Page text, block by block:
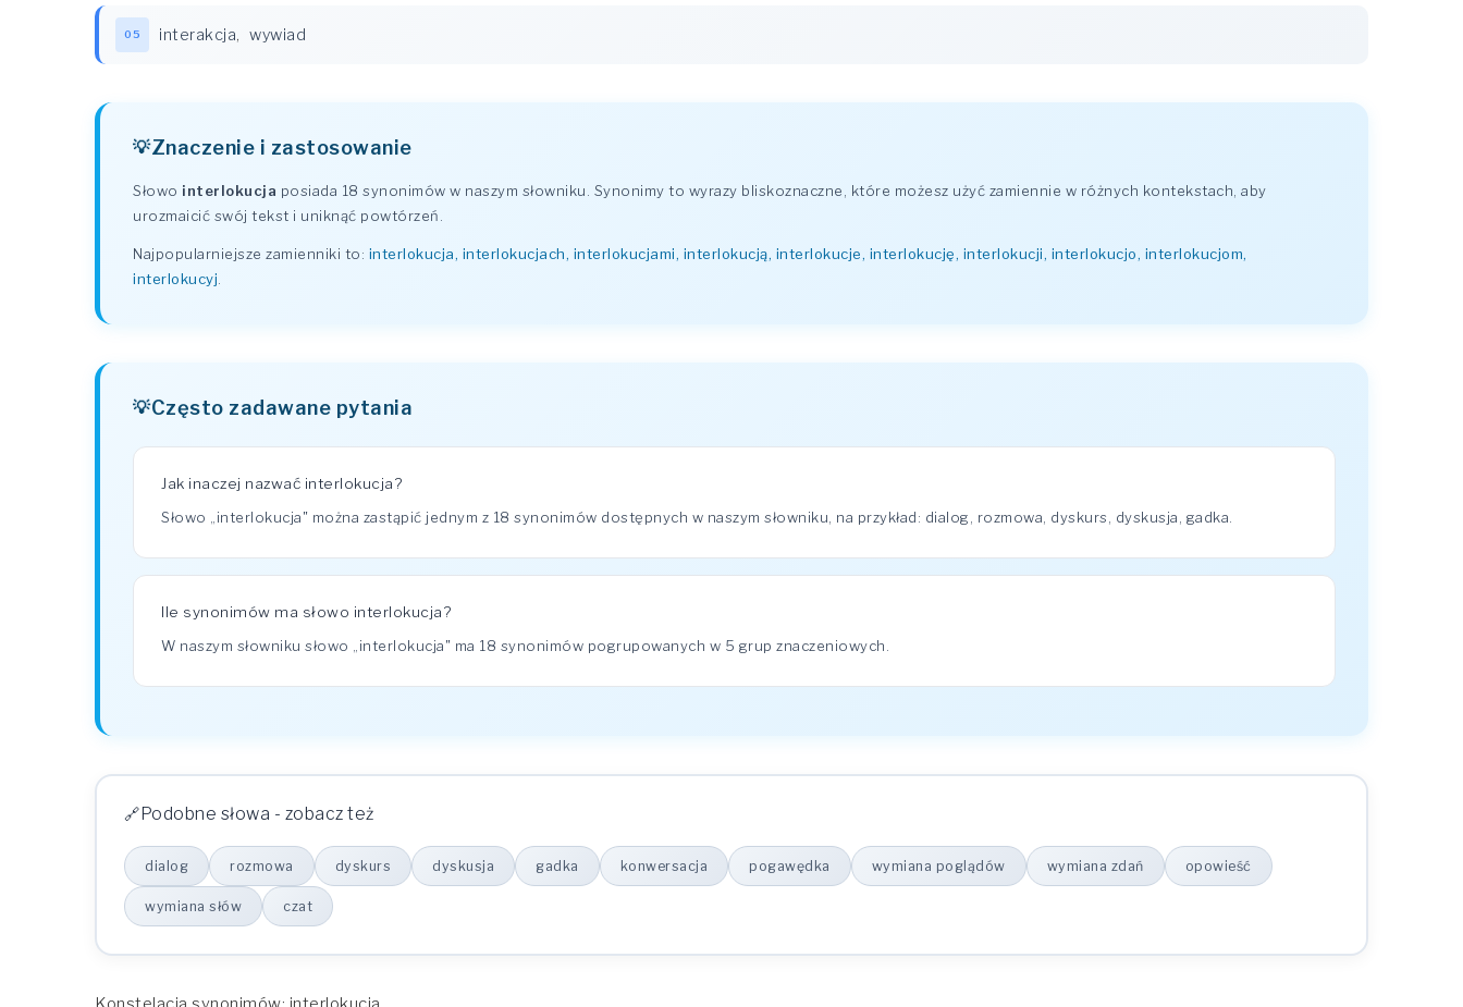
05 interakcja, wywiad
Znaczenie i zastosowanie
Słowo interlokucja posiada 18 synonimów w naszym słowniku. Synonimy to wyrazy bliskoznaczne, które możesz użyć zamiennie w różnych kontekstach, aby
urozmaicić swój tekst i uniknąć powtórzeń.
Najpopularniejsze zamienniki to: interlokucja, interlokucjach, interlokucjami, interlokucją, interlokucje, interlokucję, interlokucji, interlokucjo, interlokucjom,
interlokucyj
Często zadawane pytania
Jak inaczej nazwać interlokucja?
Słowo „interlokucja" można zastąpić jednym z 18 synonimów dostępnych w naszym słowniku, na przykład: dialog, rozmowa, dyskurs, dyskusja, gadka.
Ile synonimów ma słowo interlokucja?
W naszym słowniku słowo „interlokucja" ma 18 synonimów pogrupowanych w 5 grup znaczeniowych.
Podobne słowa - zobacz też
dialog rozmowa dyskurs dyskusja gadka konwersacja pogawędka wymiana poglądów wymiana zdań opowieść
wymiana słów czat